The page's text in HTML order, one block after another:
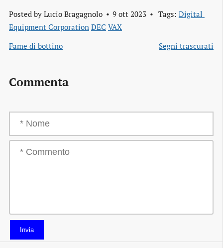
Posted by Lucio Bragagnolo 9 ott 2023 Tags: Digital
Equipment Corporation DEC VAX
Fame di bottino
Segni trascurati
Commenta
Invia